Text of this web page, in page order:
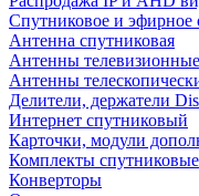
Спутниковое и эфирное
Антенна спутниковая
Антенны
Антенны
Делители, держатели
Интернет спутниковый
Карточки, модули
Комплекты спутниковые
Конверторы